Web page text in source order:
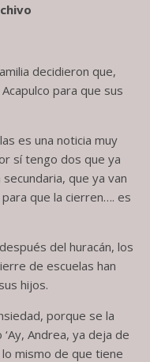
decidieron que,
para que sus
es una noticia muy
sí tengo dos que ya
que ya van
que la cierren…. es
del huracán, los
de escuelas han
hijos.
porque se la
Andrea, ya deja de
mismo de que tiene